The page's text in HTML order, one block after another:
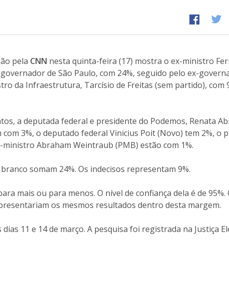
pela CNN nesta quinta-feira (17) mostra o ex-ministro
de São Paulo, com 24%, seguido pelo ex-
da Infraestrutura, Tarcísio de Freitas (sem partido), com
a deputada federal e presidente do Podemos, Renata
3%, o deputado federal Vinicius Poit (Novo) tem 2%, o
ministro Abraham Weintraub (PMB) estão com 1%.
somam 24%. Os indecisos representam 9%.
mais ou para menos. O nível de confiança dela é de 95%.
os mesmos resultados dentro desta margem.
11 e 14 de março. A pesquisa foi registrada na Justiça